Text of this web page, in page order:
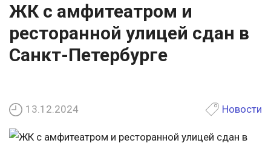
ЖК с амфитеатром и
ресторанной улицей сдан в
Санкт-Петербурге
13.12.2024 Новости